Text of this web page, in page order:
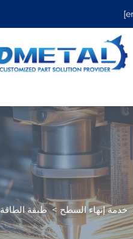
خدمة إنهاء السطح >طبقة الطاقة